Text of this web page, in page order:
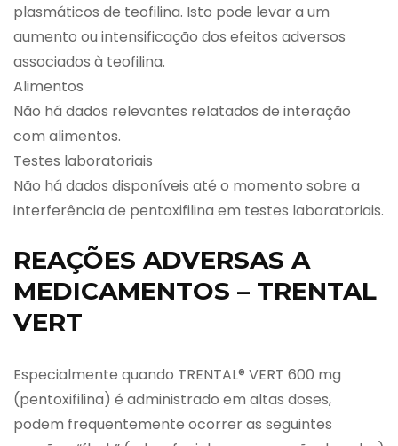
plasmáticos de teofilina. Isto pode levar a um
aumento ou intensificação dos efeitos adversos
associados à teofilina.
Alimentos
Não há dados relevantes relatados de interação
com alimentos.
Testes laboratoriais
Não há dados disponíveis até o momento sobre a
interferência de pentoxifilina em testes laboratoriais.
REAÇÕES ADVERSAS A
MEDICAMENTOS – TRENTAL
VERT
Especialmente quando TRENTAL® VERT 600 mg
(pentoxifilina) é administrado em altas doses,
podem frequentemente ocorrer as seguintes